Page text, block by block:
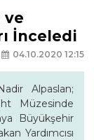
ve
İnceledi
04.10.2020 12:15
Alpaslan;
Müzesinde
Büyükşehir
Yardımcısı